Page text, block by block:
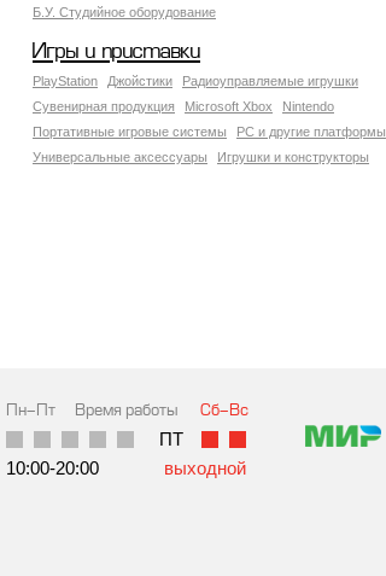
Б.У. Студийное оборудование
Игры и приставки
PlayStation Джойстики
Радиоуправляемые игрушки
Сувенирная продукция
Microsoft Xbox
Nintendo
Портативные игровые системы
PC и другие платформы
Универсальные аксессуары
Игрушки и конструкторы
Пн-Пт Время работы Сб-Вс
10:00-20:00 выходной
ПТ